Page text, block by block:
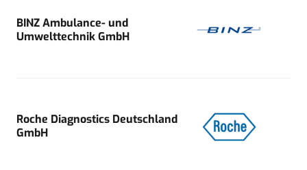
BINZ Ambulance- und
Umwelttechnik GmbH
Roche Diagnostics Deutschland
GmbH